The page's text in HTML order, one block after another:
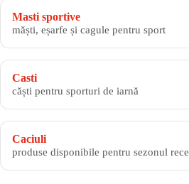
Masti sportive
măști, eșarfe și cagule pentru sport
Casti
căști pentru sporturi de iarnă
Caciuli
produse disponibile pentru sezonul rece